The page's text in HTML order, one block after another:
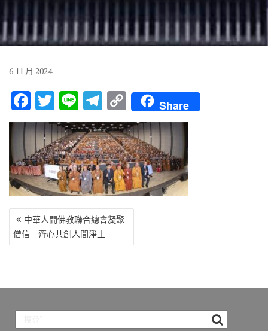
6 11 月 2024
F
ac
e
b
o
o
k
T
w
it
te
r
Li
n
e
T
el
e
gr
a
m
C
o
p
y
Li
n
k
Share
文
章
導
中華人間佛教聯合總會凝聚
僧信 齊心共創人間淨土